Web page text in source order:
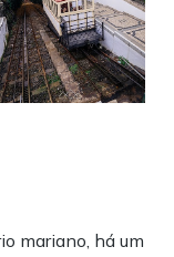
mariano, há um